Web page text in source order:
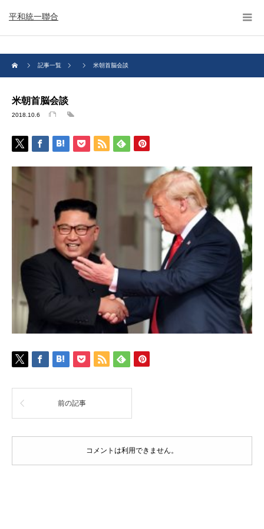
平和統一聯合
記事一覧 米朝首脳会談
米朝首脳会談
2018.10.6
前の記事
コメントは利用できません。